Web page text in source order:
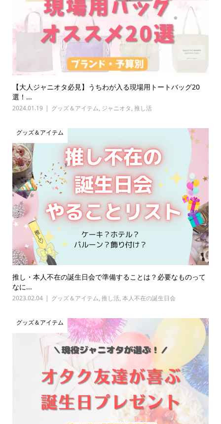
【大人ジャニオタ必見】うちわが入る現場用トートバッグ20
選！...
2024.01.19 グッズ＆アイテム, ジャニオタ, 推し活
グッズ＆アイテム
推し・本人不在の誕生日会で準備することは？必要なものって
なに...
2023.02.04 グッズ＆アイテム, 推し活, 本人不在の誕生日会
グッズ＆アイテム